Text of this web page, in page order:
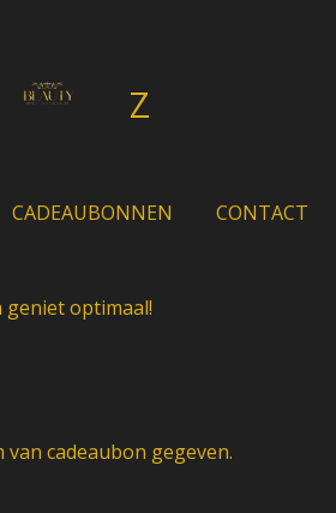
Z
CADEAUBONNEN CONTACT
optimaal!
cadeaubon gegeven.